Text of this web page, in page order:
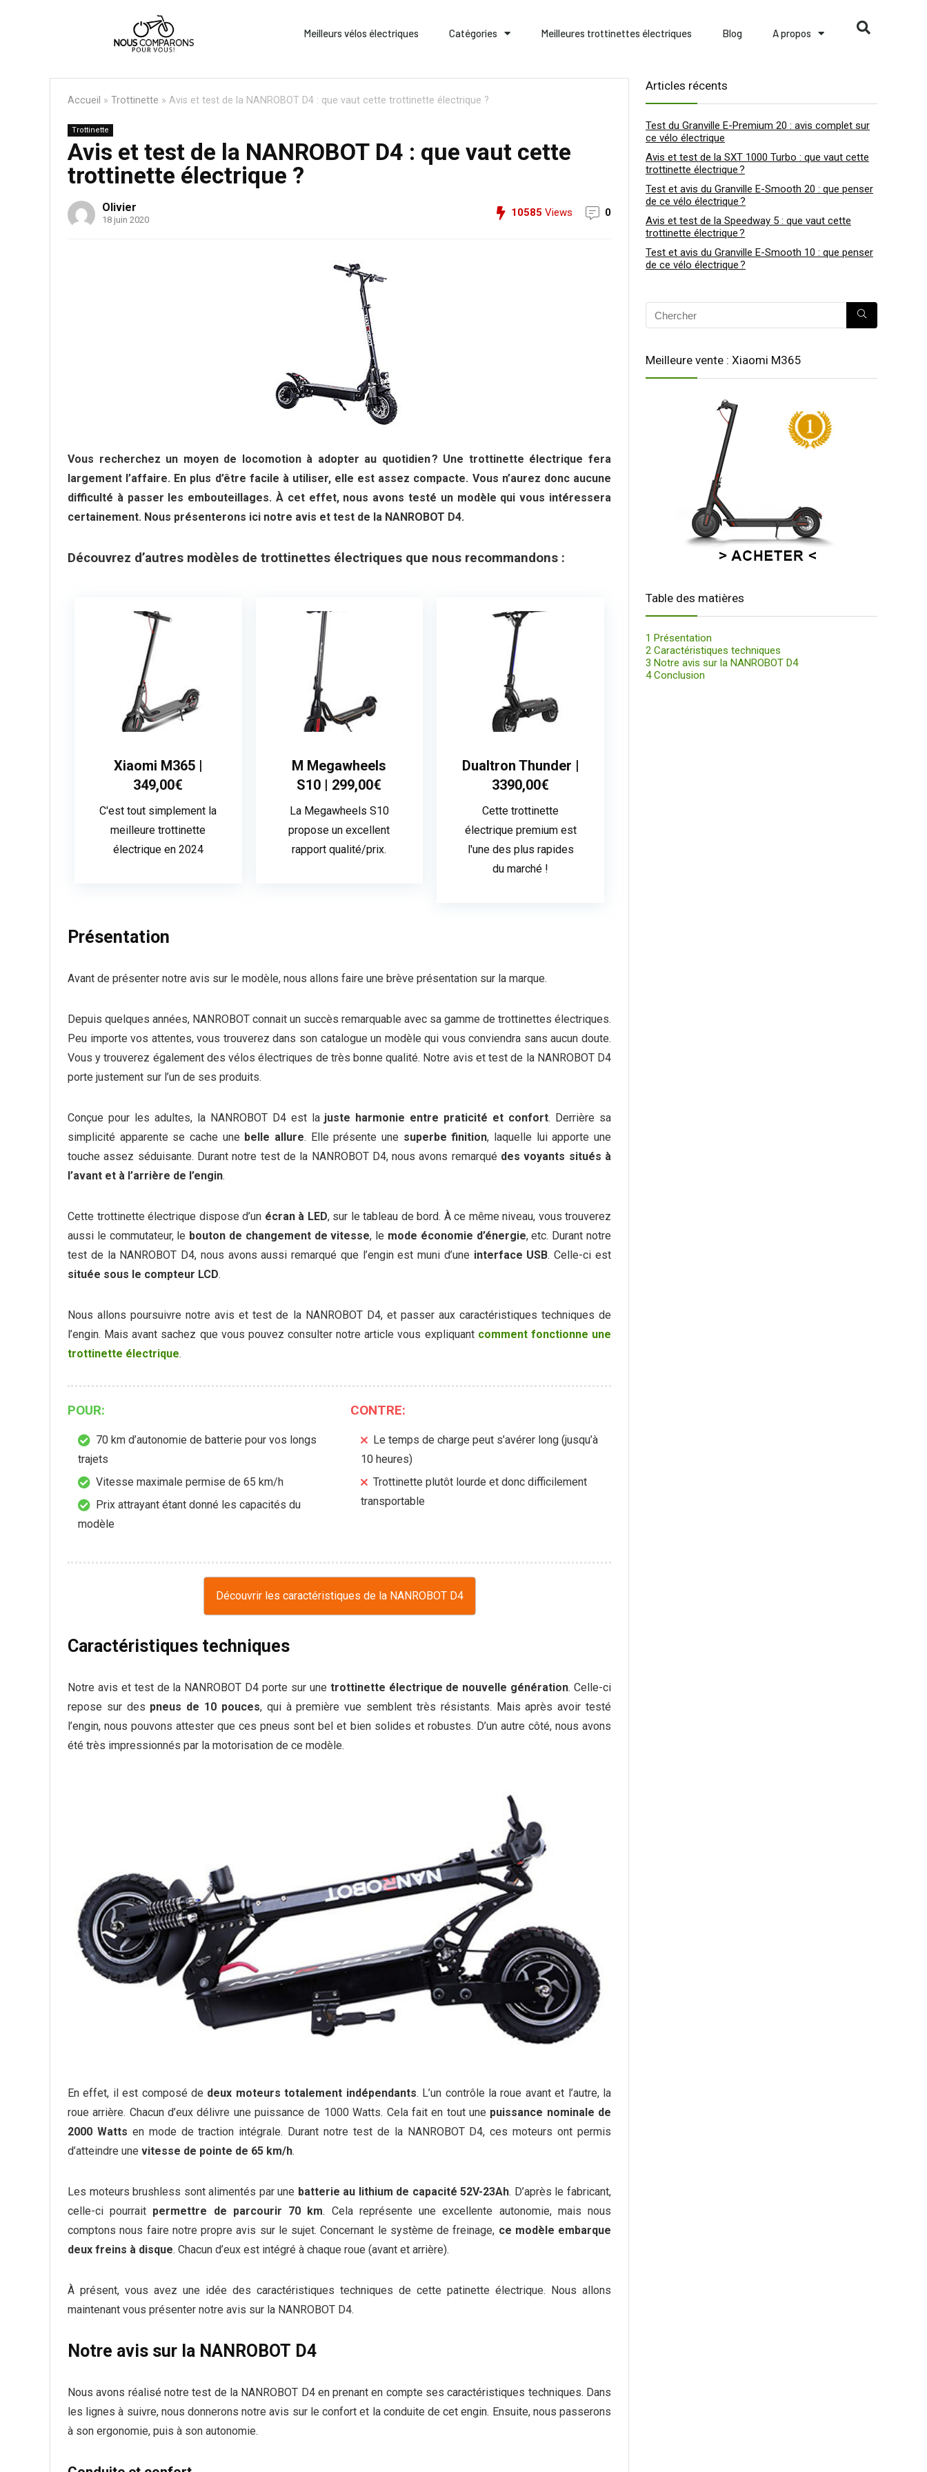
Meilleurs vélos électriques Catégories Meilleures trottinettes électriques Blog A propos
Accueil » Trottinette » Avis et test de la NANROBOT D4 : que vaut cette trottinette électrique ?
Trottinette
Avis et test de la NANROBOT D4 : que vaut cette
trottinette électrique ?
Olivier
18 juin 2020
10585 Views 0
Vous recherchez un moyen de locomotion à adopter au quotidien ? Une trottinette électrique fera
largement l’affaire. En plus d’être facile à utiliser, elle est assez compacte. Vous n’aurez donc aucune
difficulté à passer les embouteillages. À cet effet, nous avons testé un modèle qui vous intéressera
certainement. Nous présenterons ici notre avis et test de la NANROBOT D4.
Découvrez d’autres modèles de trottinettes électriques que nous recommandons :
Xiaomi M365 |
349,00€
C'est tout simplement la
meilleure trottinette
électrique en 2024
M Megawheels
S10 | 299,00€
La Megawheels S10
propose un excellent
rapport qualité/prix.
Dualtron Thunder |
3390,00€
Cette trottinette
électrique premium est
l'une des plus rapides
du marché !
Présentation
Avant de présenter notre avis sur le modèle, nous allons faire une brève présentation sur la marque.
Depuis quelques années, NANROBOT connait un succès remarquable avec sa gamme de trottinettes électriques.
Peu importe vos attentes, vous trouverez dans son catalogue un modèle qui vous conviendra sans aucun doute.
Vous y trouverez également des vélos électriques de très bonne qualité. Notre avis et test de la NANROBOT D4
porte justement sur l’un de ses produits.
Conçue pour les adultes, la NANROBOT D4 est la juste harmonie entre praticité et confort. Derrière sa
simplicité apparente se cache une belle allure. Elle présente une superbe finition, laquelle lui apporte une
touche assez séduisante. Durant notre test de la NANROBOT D4, nous avons remarqué des voyants situés à
l’avant et à l’arrière de l’engin.
Cette trottinette électrique dispose d’un écran à LED, sur le tableau de bord. À ce même niveau, vous trouverez
aussi le commutateur, le bouton de changement de vitesse, le mode économie d’énergie, etc. Durant notre
test de la NANROBOT D4, nous avons aussi remarqué que l’engin est muni d’une interface USB. Celle-ci est
située sous le compteur LCD.
Nous allons poursuivre notre avis et test de la NANROBOT D4, et passer aux caractéristiques techniques de
l’engin. Mais avant sachez que vous pouvez consulter notre article vous expliquant comment fonctionne une
trottinette électrique.
POUR:
70 km d’autonomie de batterie pour vos longs
trajets
Vitesse maximale permise de 65 km/h
Prix attrayant étant donné les capacités du
modèle
CONTRE:
Le temps de charge peut s’avérer long (jusqu’à
10 heures)
Trottinette plutôt lourde et donc difficilement
transportable
Découvrir les caractéristiques de la NANROBOT D4
Caractéristiques techniques
Notre avis et test de la NANROBOT D4 porte sur une trottinette électrique de nouvelle génération. Celle-ci
repose sur des pneus de 10 pouces, qui à première vue semblent très résistants. Mais après avoir testé
l’engin, nous pouvons attester que ces pneus sont bel et bien solides et robustes. D’un autre côté, nous avons
été très impressionnés par la motorisation de ce modèle.
En effet, il est composé de deux moteurs totalement indépendants. L’un contrôle la roue avant et l’autre, la
roue arrière. Chacun d’eux délivre une puissance de 1000 Watts. Cela fait en tout une puissance nominale de
2000 Watts en mode de traction intégrale. Durant notre test de la NANROBOT D4, ces moteurs ont permis
d’atteindre une vitesse de pointe de 65 km/h.
Les moteurs brushless sont alimentés par une batterie au lithium de capacité 52V-23Ah. D’après le fabricant,
celle-ci pourrait permettre de parcourir 70 km. Cela représente une excellente autonomie, mais nous
comptons nous faire notre propre avis sur le sujet. Concernant le système de freinage, ce modèle embarque
deux freins à disque. Chacun d’eux est intégré à chaque roue (avant et arrière).
À présent, vous avez une idée des caractéristiques techniques de cette patinette électrique. Nous allons
maintenant vous présenter notre avis sur la NANROBOT D4.
Notre avis sur la NANROBOT D4
Nous avons réalisé notre test de la NANROBOT D4 en prenant en compte ses caractéristiques techniques. Dans
les lignes à suivre, nous donnerons notre avis sur le confort et la conduite de cet engin. Ensuite, nous passerons
à son ergonomie, puis à son autonomie.
Articles récents
Test du Granville E-Premium 20 : avis complet sur
ce vélo électrique
Avis et test de la SXT 1000 Turbo : que vaut cette
trottinette électrique ?
Test et avis du Granville E-Smooth 20 : que penser
de ce vélo électrique ?
Avis et test de la Speedway 5 : que vaut cette
trottinette électrique ?
Test et avis du Granville E-Smooth 10 : que penser
de ce vélo électrique ?
Meilleure vente : Xiaomi M365
Table des matières
1 Présentation
2 Caractéristiques techniques
3 Notre avis sur la NANROBOT D4
4Conclusion